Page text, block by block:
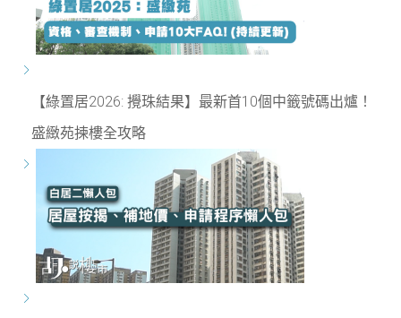
【綠置居2026: 攪珠結果】最新首10個中籤號碼出爐！
盛緻苑揀樓全攻略